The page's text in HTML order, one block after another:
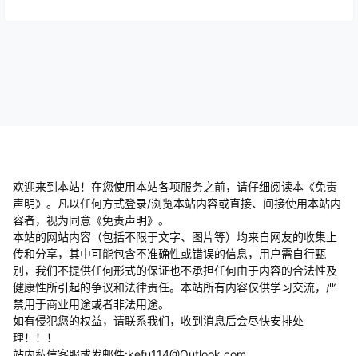
欢迎来到本站！在您使用本站各项服务之前，请仔细阅读本《免责
声明》。凡以任何方式登录/浏览本站内容或直接、间接使用本站内
容者，视为同意《免责声明》。
本站的网站内容（包括不限于文字、图片等）均来自网友的收集上
传和分享，其中可能包含不准确性或错误的信息，用户需自行甄
别，我们不提供任何形式的保证也不承担任何由于内容的合法性及
健康性所引起的争议和法律责任。本站所有内容仅供学习交流，严
禁用于商业用途或者非法用途。
​如有侵犯您的权益，请联系我们，收到消息后会尽快安排处
理！！！